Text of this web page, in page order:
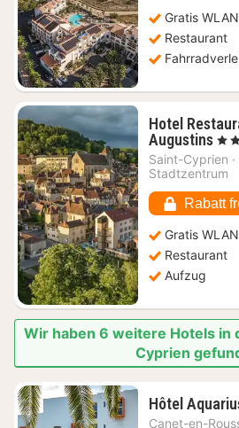
Gratis WLAN
Restaurant
Hotel
Augustins1
ab
€
, 4
Saint-Cyprien ·
Stadtzentrum
Rabatt
Gratis WLAN
Restaurant
Aufzug
Wir haben 6 weitere Hotels in
Cyprien
Hôtel
Canet-en-